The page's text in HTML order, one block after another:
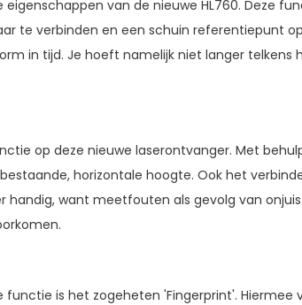
van de nieuwe HL760. Deze
te verbinden en een schuin referentiepunt
in tijd. Je hoeft namelijk niet langer telkens
op deze nieuwe laserontvanger. Met
horizontale hoogte. Ook het
handig, want meetfouten als gevolg van
is het zogeheten 'Fingerprint'. Hiermee